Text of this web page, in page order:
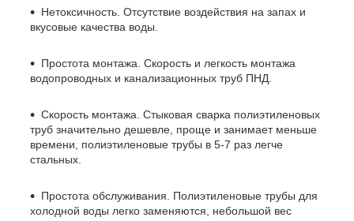
Нетоксичность. Отсутствие воздействия на запах и
вкусовые качества воды.
Простота монтажа. Скорость и легкость монтажа
водопроводных и канализационных труб ПНД.
Скорость монтажа. Стыковая сварка полиэтиленовых
труб значительно дешевле, проще и занимает меньше
времени, полиэтиленовые трубы в 5-7 раз легче
стальных.
Простота обслуживания. Полиэтиленовые трубы для
холодной воды легко заменяются, небольшой вес